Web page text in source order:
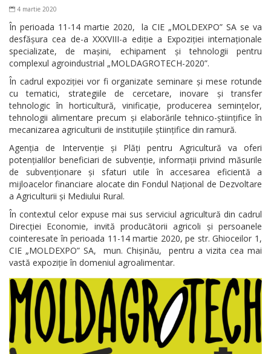
4 martie 2020
În perioada 11-14 martie 2020, la CIE „MOLDEXPO” SA se va
desfășura cea de-a XXXVIII-a ediție a Expoziției internaționale
specializate, de mașini, echipament și tehnologii pentru
complexul agroindustrial „MOLDAGROTECH-2020”.
În cadrul expoziției vor fi organizate seminare și mese rotunde
cu tematici, strategiile de cercetare, inovare și transfer
tehnologic în horticultură, vinificație, producerea semințelor,
tehnologii alimentare precum și elaborările tehnico-științifice în
mecanizarea agriculturii de instituțiile științifice din ramură.
Agenția de Intervenție și Plăți pentru Agricultură va oferi
potențialilor beneficiari de subvenție, informații privind măsurile
de subvenționare și sfaturi utile în accesarea eficientă a
mijloacelor financiare alocate din Fondul Național de Dezvoltare
a Agriculturii și Mediului Rural.
În contextul celor expuse mai sus serviciul agricultură din cadrul
Direcției Economie, invită producătorii agricoli și persoanele
cointeresate în perioada 11-14 martie 2020, pe str. Ghioceilor 1,
CIE „MOLDEXPO” SA, mun. Chișinău, pentru a vizita cea mai
vastă expoziție în domeniul agroalimentar.